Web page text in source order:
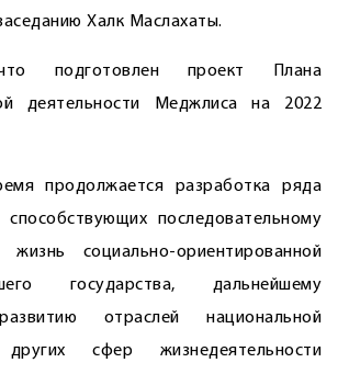
Халк Маслахаты.
подготовлен проект Плана
деятельности Меджлиса на 2022
продолжается разработка ряда
способствующих последовательному
социально-ориентированной
государства, дальнейшему
отраслей национальной
сфер жизнедеятельности